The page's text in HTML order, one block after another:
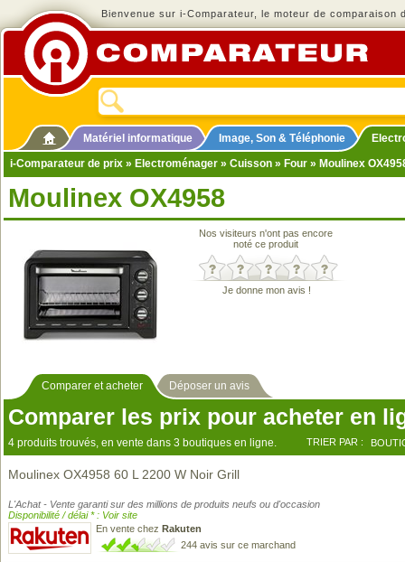
Bienvenue sur i-Comparateur, le moteur de comparaison
Matériel informatique Image, Son & Téléphonie
i-Comparateur de prix » Electroménager » Cuisson » Four » Moulinex
Moulinex OX4958
Nos visiteurs n'ont pas encore
noté ce produit
Je donne mon avis !
Comparer et acheter Déposer un avis
Comparer les prix pour acheter en
4 produits trouvés, en vente dans 3 boutiques en ligne. TRIER PAR :
Moulinex OX4958 60 L 2200 W Noir Grill
L'Achat - Vente garanti sur des millions de produits neufs ou d'occasion
Disponibilité / délai * : Voir site
En vente chez Rakuten
244 avis sur ce marchand